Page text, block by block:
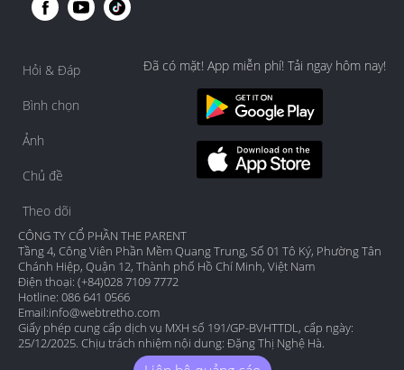
Hỏi & Đáp
Bình chọn
Ảnh
Chủ đề
Theo dõi
Đã có mặt! App miễn phí! Tải ngay hôm nay!
CÔNG TY CỔ PHẦN THE PARENT
Tầng 4, Công Viên Phần Mềm Quang Trung, Số 01 Tô Ký, Phường Tân
Chánh Hiệp, Quận 12, Thành phố Hồ Chí Minh, Việt Nam
Điện thoại: (+84)028 7109 7772
Hotline: 086 641 0566
Email:info@webtretho.com
Giấy phép cung cấp dịch vụ MXH số 191/GP-BVHTTDL, cấp ngày:
25/12/2025. Chịu trách nhiệm nội dung: Đặng Thị Nghệ Hà.